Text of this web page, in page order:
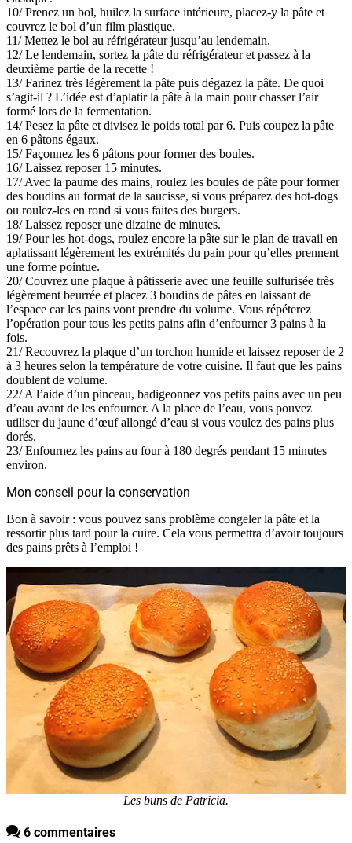
10/ Prenez un bol, huilez la surface intérieure, placez-y la pâte et
couvrez le bol d’un film plastique.
11/ Mettez le bol au réfrigérateur jusqu’au lendemain.
12/ Le lendemain, sortez la pâte du réfrigérateur et passez à la
deuxième partie de la recette !
13/ Farinez très légèrement la pâte puis dégazez la pâte. De quoi
s’agit-il ? L’idée est d’aplatir la pâte à la main pour chasser l’air
formé lors de la fermentation.
14/ Pesez la pâte et divisez le poids total par 6. Puis coupez la pâte
en 6 pâtons égaux.
15/ Façonnez les 6 pâtons pour former des boules.
16/ Laissez reposer 15 minutes.
17/ Avec la paume des mains, roulez les boules de pâte pour former
des boudins au format de la saucisse, si vous préparez des hot-dogs
ou roulez-les en rond si vous faites des burgers.
18/ Laissez reposer une dizaine de minutes.
19/ Pour les hot-dogs, roulez encore la pâte sur le plan de travail en
aplatissant légèrement les extrémités du pain pour qu’elles prennent
une forme pointue.
20/ Couvrez une plaque à pâtisserie avec une feuille sulfurisée très
légèrement beurrée et placez 3 boudins de pâtes en laissant de
l’espace car les pains vont prendre du volume. Vous répéterez
l’opération pour tous les petits pains afin d’enfourner 3 pains à la
fois.
21/ Recouvrez la plaque d’un torchon humide et laissez reposer de 2
à 3 heures selon la température de votre cuisine. Il faut que les pains
doublent de volume.
22/ A l’aide d’un pinceau, badigeonnez vos petits pains avec un peu
d’eau avant de les enfourner. A la place de l’eau, vous pouvez
utiliser du jaune d’œuf allongé d’eau si vous voulez des pains plus
dorés.
23/ Enfournez les pains au four à 180 degrés pendant 15 minutes
environ.
Mon conseil pour la conservation
Bon à savoir : vous pouvez sans problème congeler la pâte et la
ressortir plus tard pour la cuire. Cela vous permettra d’avoir toujours
des pains prêts à l’emploi !
Les buns de Patricia.
6 commentaires